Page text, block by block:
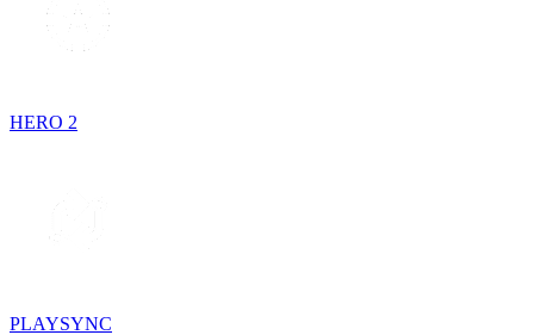
HERO 2
PLAYSYNC